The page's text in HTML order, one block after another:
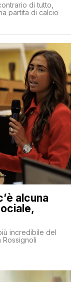
di tutto,
partita di calcio
alcuna
incredibile del
Rossignoli